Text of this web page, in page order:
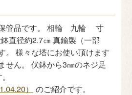
管品です。 相輪 九輪 寸
直径約2.7㎝ 真鍮製（一部
。 様々な塔にお使い頂けます
せん。 伏鉢から3㎜のネジ足
）
のご紹介です。